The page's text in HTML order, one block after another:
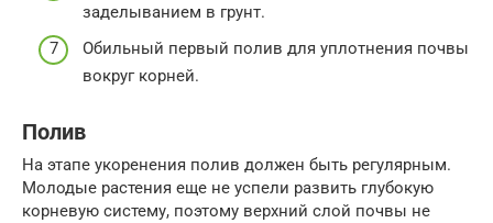
заделыванием в грунт.
Обильный первый полив для уплотнения почвы
вокруг корней.
Полив
На этапе укоренения полив должен быть регулярным.
Молодые растения еще не успели развить глубокую
корневую систему, поэтому верхний слой почвы не